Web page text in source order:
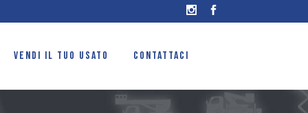
VENDI IL TUO USATO CONTATTACI